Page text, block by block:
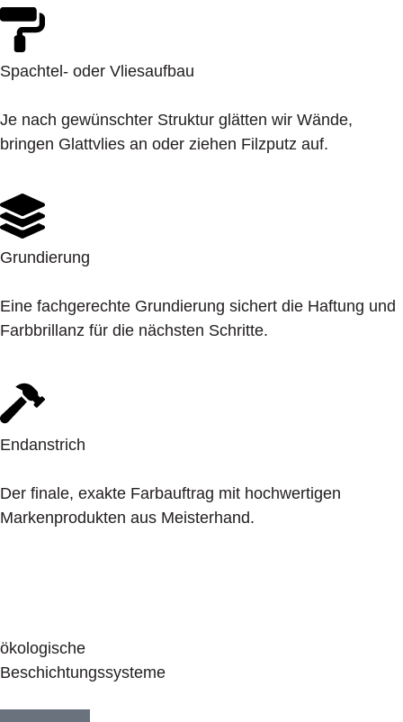
Spachtel- oder Vliesaufbau
Je nach gewünschter Struktur glätten wir Wände,
bringen Glattvlies an oder ziehen Filzputz auf.
Grundierung
Eine fachgerechte Grundierung sichert die Haftung und
Farbbrillanz für die nächsten Schritte.
Endanstrich
Der finale, exakte Farbauftrag mit hochwertigen
Markenprodukten aus Meisterhand.
ökologische
Beschichtungssysteme